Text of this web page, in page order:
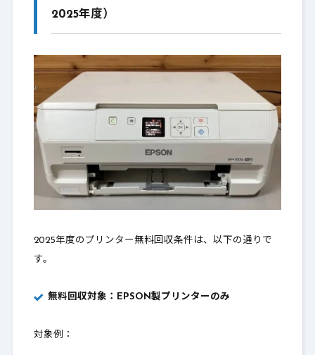
2025年度）
2025年度のプリンター無料回収条件は、以下の通りで
す。
無料回収対象：EPSON製プリンターのみ
対象例：